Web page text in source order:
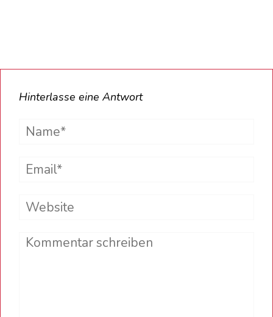
Hinterlasse eine Antwort
Name*
Email*
Website
Comment